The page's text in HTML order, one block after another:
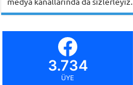
3.734
ÜYE